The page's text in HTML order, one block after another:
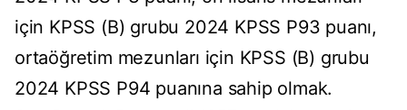
için KPSS (B) grubu 2024 KPSS P93 puanı,
ortaöğretim mezunları için KPSS (B) grubu
2024 KPSS P94 puanına sahip olmak.